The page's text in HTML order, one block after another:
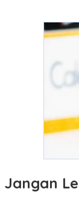
Jangan